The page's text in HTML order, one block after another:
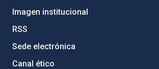
Imagen institucional
RSS
Sede electrónica
Canal ético